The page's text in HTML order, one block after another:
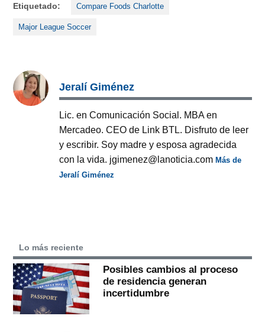
Etiquetado: Compare Foods Charlotte
Major League Soccer
Jeralí Giménez
Lic. en Comunicación Social. MBA en
Mercadeo. CEO de Link BTL. Disfruto de leer
y escribir. Soy madre y esposa agradecida
con la vida. jgimenez@lanoticia.comMás de
Jeralí Giménez
Lo más reciente
Posibles cambios al proceso
de residencia generan
incertidumbre